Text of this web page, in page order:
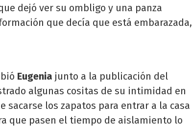
dejó ver su ombligo y una panza
que decía que está embarazada,
Eugenia junto a la publicación del
algunas cositas de su intimidad en
sacarse los zapatos para entrar a la casa
que pasen el tiempo de aislamiento lo